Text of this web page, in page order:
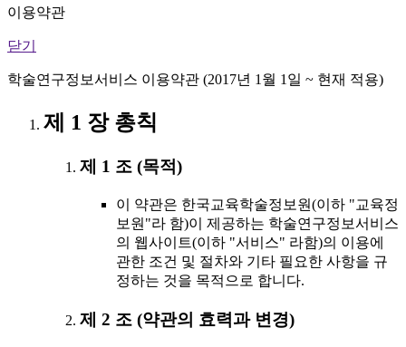
이용약관
닫기
학술연구정보서비스 이용약관 (2017년 1월 1일 ~ 현재 적용)
제 1 장 총칙
제 1 조 (목적)
이 약관은 한국교육학술정보원(이하 "교육정
보원"라 함)이 제공하는 학술연구정보서비스
의 웹사이트(이하 "서비스" 라함)의 이용에
관한 조건 및 절차와 기타 필요한 사항을 규
정하는 것을 목적으로 합니다.
제 2 조 (약관의 효력과 변경)